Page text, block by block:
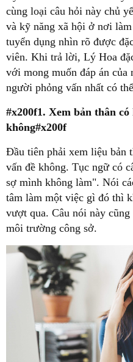
cùng loại câu hỏi này chủ
và kỹ năng xã hội ở nơi
tuyển dụng nhìn rõ được
viên. Khi trả lời, Lý Hoa
với mong muốn đáp án của
#x200f1. Xem bản thân
không#x200f
vấn đề không. Tục ngữ có
sợ mình không làm". Nói
tâm làm một việc gì đó thì
vượt qua. Câu nói này